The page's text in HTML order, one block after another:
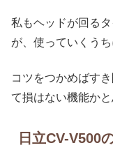
私もヘッドが回る
が、使っていくう
コツをつかめばす
て損はない機能か
日立CV-V500